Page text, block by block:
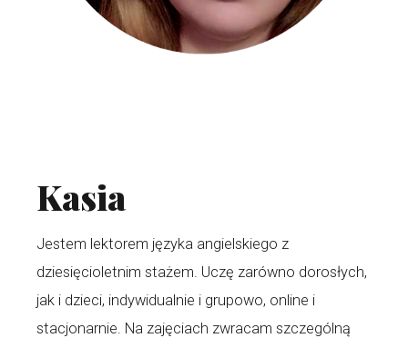
Kasia
Jestem lektorem języka angielskiego z
dziesięcioletnim stażem. Uczę zarówno dorosłych,
jak i dzieci, indywidualnie i grupowo, online i
stacjonarnie. Na zajęciach zwracam szczególną